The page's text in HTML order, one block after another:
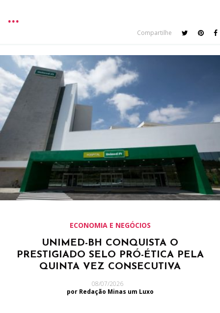
Compartilhe
ECONOMIA E NEGÓCIOS
UNIMED-BH CONQUISTA O
PRESTIGIADO SELO PRÓ-ÉTICA PELA
QUINTA VEZ CONSECUTIVA
08/07/2026
por Redação Minas um Luxo